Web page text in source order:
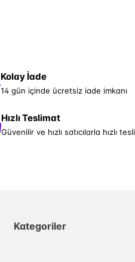
Kolay İade
14 gün içinde ücretsiz iade imkanı
Hızlı Teslimat
Güvenilir ve hızlı satıcılarla hızlı
Kategoriler